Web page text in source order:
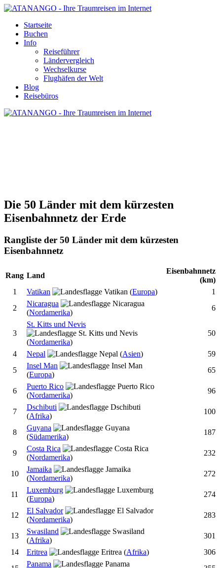
Startseite
Buchen
Info
Reiseführer
Ländervergleich
Wechselkurse
Flughäfen der Welt
Blog
Reisebüros
Die 50 Länder mit dem kürzesten
Eisenbahnnetz der Erde
Rangliste der 50 Länder mit dem kürzesten
Eisenbahnnetz
Rang Land
Eisenbahnnetz
(km)
1
Vatikan (Europa)
1
2
Nicaragua
(Nordamerika)
6
3
St. Kitts und Nevis
(Nordamerika)
50
4 Nepal (Asien)
59
5
Insel Man
(Europa)
65
6
Puerto Rico
(Nordamerika)
96
7
Dschibuti
(Afrika)
100
8
Guyana
(Südamerika)
187
9
Costa Rica
(Nordamerika)
232
10
Jamaika
(Nordamerika)
272
11
Luxemburg
(Europa)
274
12
El Salvador
(Nordamerika)
283
13
Swasiland
(Afrika)
301
14
Eritrea (Afrika)
306
Panama